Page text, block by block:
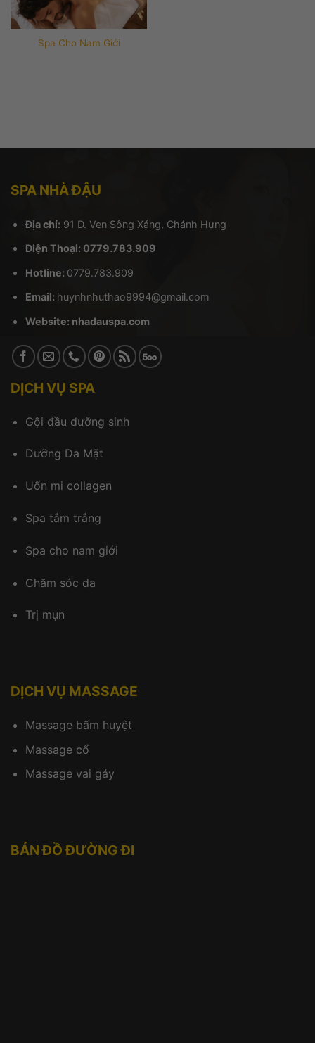
Spa Cho Nam Giới
SPA NHÀ ĐẬU
Địa chỉ: 91 D. Ven Sông Xáng, Chánh Hưng
Điện Thoại: 0779.783.909
Hotline: 0779.783.909
Email: huynhnhuthao9994@gmail.com
Website: nhadauspa.com
DỊCH VỤ SPA
Gội đầu dưỡng sinh
Dưỡng Da Mặt
Uốn mi collagen
Spa tắm trắng
Spa cho nam giới
Chăm sóc da
Trị mụn
DỊCH VỤ MASSAGE
Massage bấm huyệt
Massage cổ
Massage vai gáy
BẢN ĐỒ ĐƯỜNG ĐI